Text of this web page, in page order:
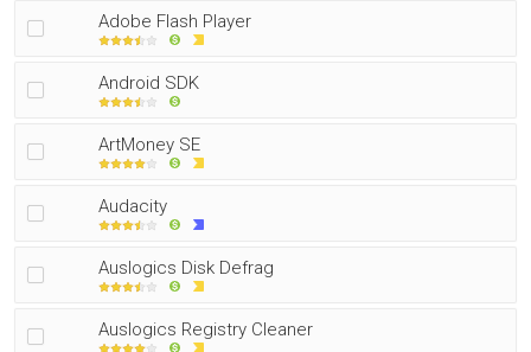
Adobe Flash Player
Android SDK
ArtMoney SE
Audacity
Auslogics Disk Defrag
Auslogics Registry Cleaner